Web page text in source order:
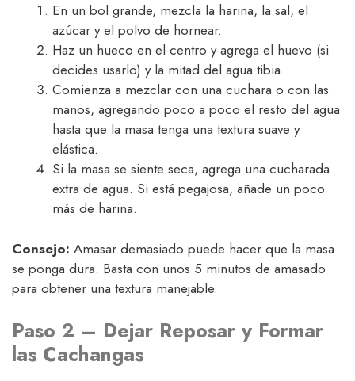
En un bol grande, mezcla la harina, la sal, el
azúcar y el polvo de hornear.
Haz un hueco en el centro y agrega el huevo (si
decides usarlo) y la mitad del agua tibia.
Comienza a mezclar con una cuchara o con las
manos, agregando poco a poco el resto del agua
hasta que la masa tenga una textura suave y
elástica.
Si la masa se siente seca, agrega una cucharada
extra de agua. Si está pegajosa, añade un poco
más de harina.
Consejo: Amasar demasiado puede hacer que la masa
se ponga dura. Basta con unos 5 minutos de amasado
para obtener una textura manejable.
Paso 2 – Dejar Reposar y Formar
las Cachangas